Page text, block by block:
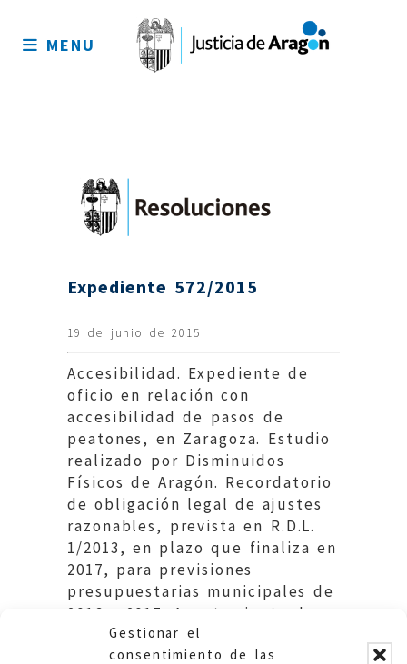
Gestionar el
consentimiento de las
sitio
MENU
Expediente 572/2015
19 de junio de 2015
Accesibilidad. Expediente de
oficio en relación con
accesibilidad de pasos de
peatones, en Zaragoza. Estudio
realizado por Disminuidos
Físicos de Aragón. Recordatorio
de obligación legal de ajustes
razonables, prevista en R.D.L.
1/2013, en plazo que finaliza en
2017, para previsiones
presupuestarias municipales de
2016 y 2017. Ayuntamiento de
Zaragoza.